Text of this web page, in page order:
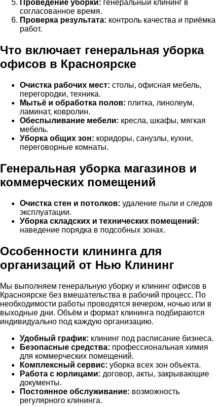
Проведение уборки: генеральный клининг в
согласованное время.
Проверка результата: контроль качества и приёмка
работ.
Что включает генеральная уборка
офисов в Красноярске
Очистка рабочих мест: столы, офисная мебель,
перегородки, техника.
Мытьё и обработка полов: плитка, линолеум,
ламинат, ковролин.
Обеспыливание мебели: кресла, шкафы, мягкая
мебель.
Уборка общих зон: коридоры, санузлы, кухни,
переговорные комнаты.
Генеральная уборка магазинов и
коммерческих помещений
Очистка стен и потолков: удаление пыли и следов
эксплуатации.
Уборка складских и технических помещений:
наведение порядка в подсобных зонах.
Особенности клининга для
организаций от Нью Клининг
Мы выполняем генеральную уборку и клининг офисов в
Красноярске без вмешательства в рабочий процесс. По
необходимости работы проводятся вечером, ночью или в
выходные дни. Объём и формат клининга подбираются
индивидуально под каждую организацию.
Удобный график: клининг под расписание бизнеса.
Безопасные средства: профессиональная химия
для коммерческих помещений.
Комплексный сервис: уборка всех зон объекта.
Работа с юрлицами: договор, акты, закрывающие
документы.
Постоянное обслуживание: возможность
регулярного клининга.